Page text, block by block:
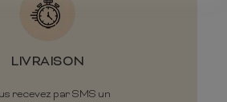
LIVRAISON
recevez par SMS un